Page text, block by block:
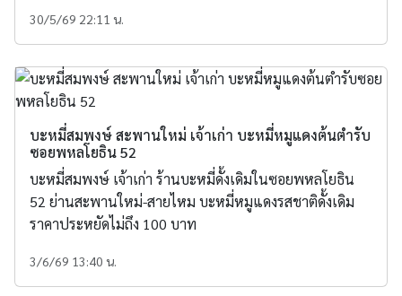
30/5/69 22:11 น.
บะหมี่สมพงษ์ สะพานใหม่ เจ้าเก่า บะหมี่หมูแดงต้นตำรับ
ซอยพหลโยธิน 52
บะหมี่สมพงษ์ เจ้าเก่า ร้านบะหมี่ดั้งเดิมในซอยพหลโยธิน
52 ย่านสะพานใหม่-สายไหม บะหมี่หมูแดงรสชาติดั้งเดิม
ราคาประหยัดไม่ถึง 100 บาท
3/6/69 13:40 น.